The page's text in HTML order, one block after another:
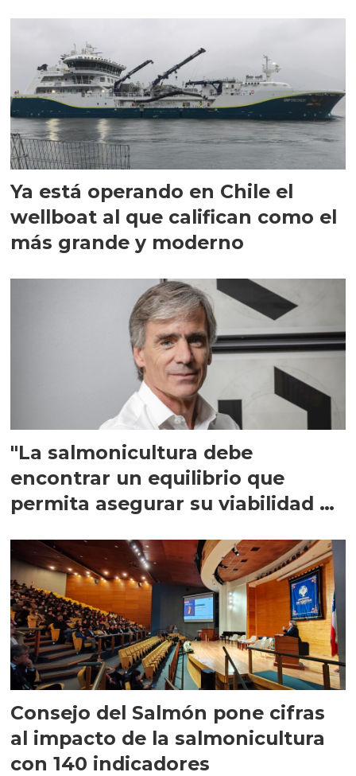
Ya está operando en Chile el
wellboat al que califican como el
más grande y moderno
"La salmonicultura debe
encontrar un equilibrio que
permita asegurar su viabilidad de
Consejo del Salmón pone cifras
al impacto de la salmonicultura
con 140 indicadores